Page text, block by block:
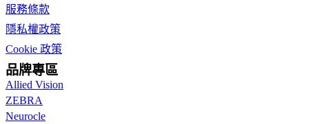
服務條款
隱私權政策
Cookie 政策
品牌專區
Allied Vision
ZEBRA
Neurocle